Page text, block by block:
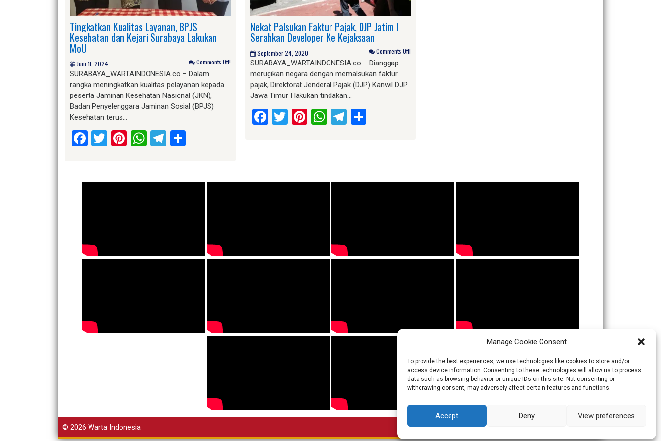
Manage Cookie Consent
To provide the best experiences, we use technologies like cookies to store and/or
access device information. Consenting to these technologies will allow us to process
data such as browsing behavior or unique IDs on this site. Not consenting or
withdrawing consent, may adversely affect certain features and functions.
Accept Deny View preferences
Tingkatkan Kualitas Layanan, BPJS
Kesehatan dan Kejari Surabaya Lakukan
MoU
Juni 11, 2024 Comments Off!
SURABAYA_WARTAINDONESIA.co – Dalam
rangka meningkatkan kualitas pelayanan kepada
peserta Jaminan Kesehatan Nasional (JKN),
Badan Penyelenggara Jaminan Sosial (BPJS)
Kesehatan terus…
Facebook
Twitter
Pinterest
WhatsApp
Telegram
Nekat Palsukan Faktur Pajak, DJP Jatim I
Serahkan Developer Ke Kejaksaan
September 24, 2020 Comments Off!
SURABAYA_WARTAINDONESIA.co – Dianggap
merugikan negara dengan memalsukan faktur
pajak, Direktorat Jenderal Pajak (DJP) Kanwil DJP
Jawa Timur I lakukan tindakan…
Facebook
Twitter
Pinterest
WhatsApp
Telegram
Share
© 2026 Warta Indonesia